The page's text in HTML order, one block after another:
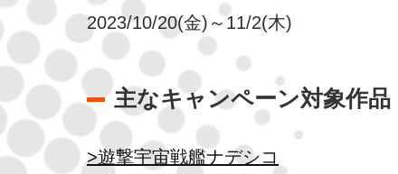
2023/10/20(金)～11/2(木)
主なキャンペーン対象作品
>遊撃宇宙戦艦ナデシコ